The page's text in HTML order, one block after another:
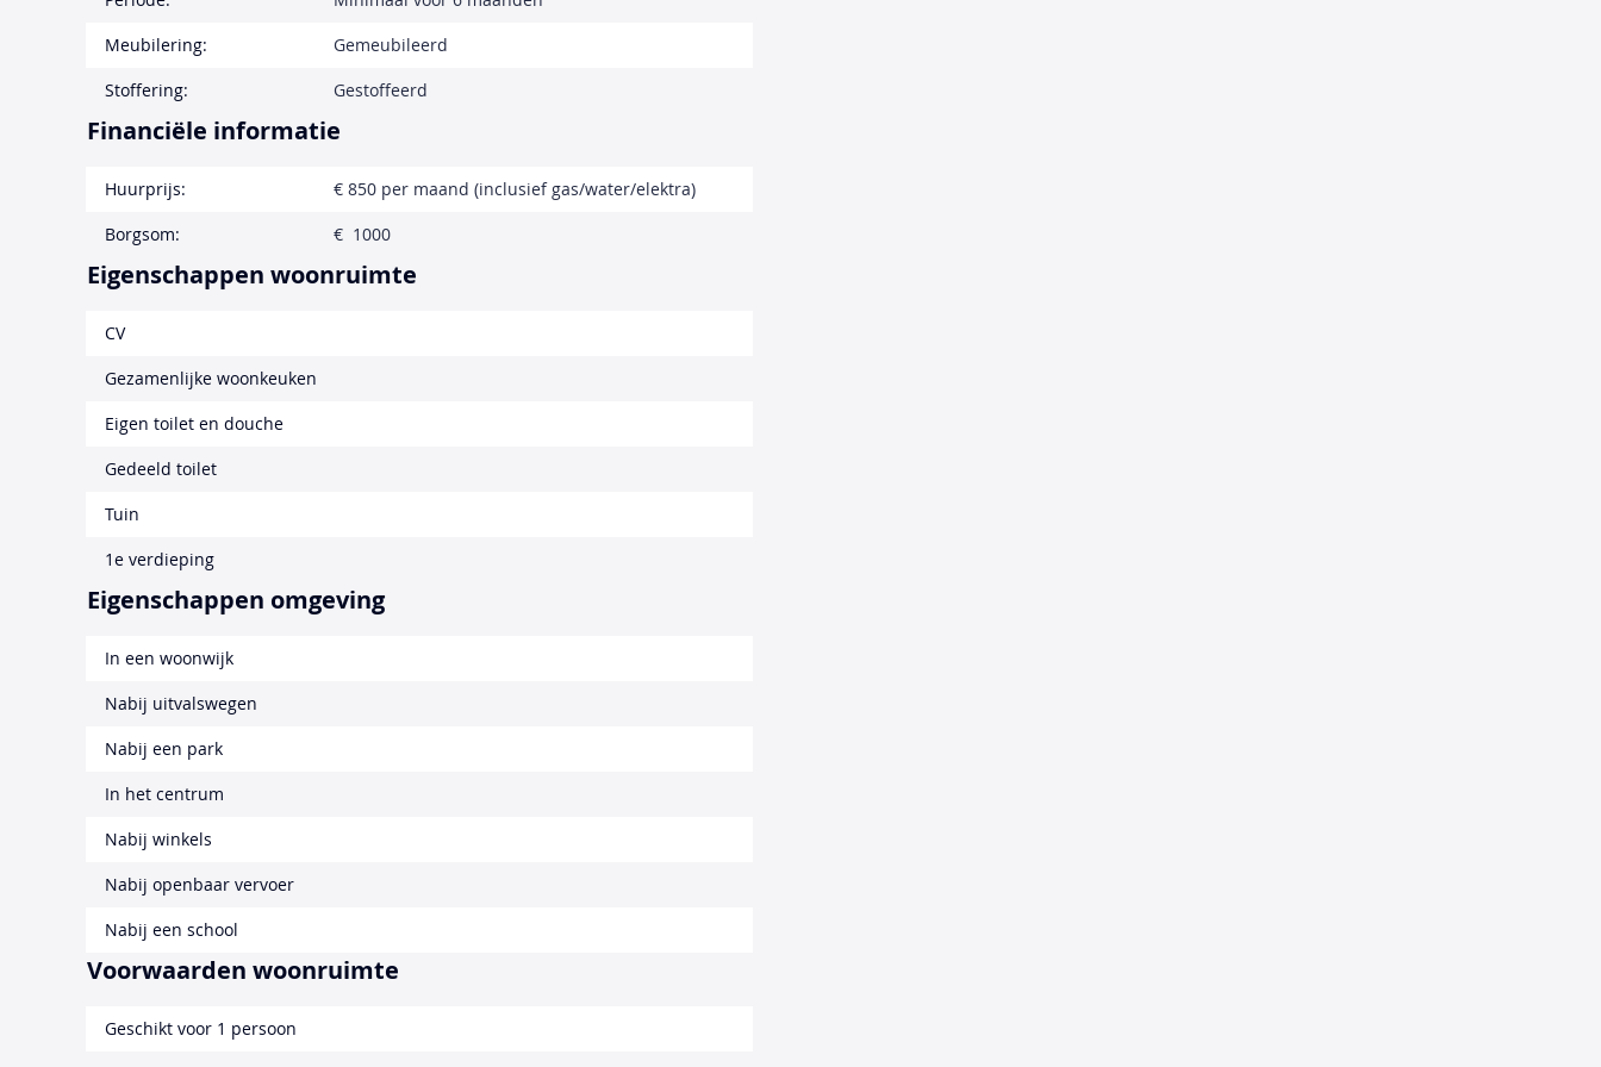
Meubilering:
Gemeubileerd
Stoffering:
Gestoffeerd
Financiële informatie
Huurprijs:
€ 850 per maand (inclusief gas/water/elektra)
Borgsom:
€ 1000
Eigenschappen woonruimte
CV
Gezamenlijke woonkeuken
Eigen toilet en douche
Gedeeld toilet
Tuin
1e verdieping
Eigenschappen omgeving
In een woonwijk
Nabij uitvalswegen
Nabij een park
In het centrum
Nabij winkels
Nabij openbaar vervoer
Nabij een school
Voorwaarden woonruimte
Geschikt voor 1 persoon